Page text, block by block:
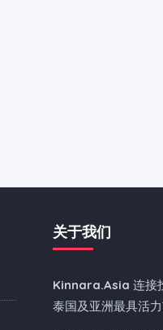
关于我们
Kinnara.Asia 连接
泰国及亚洲最具活